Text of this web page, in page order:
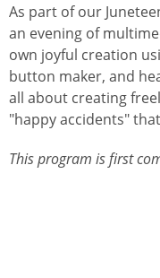
As part of our
an evening of
own joyful creation
button maker, and
all about creating
"happy accidents"
This program is first